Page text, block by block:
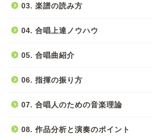
03. 楽譜の読み方
04. 合唱上達ノウハウ
05. 合唱曲紹介
06. 指揮の振り方
07. 合唱人のための音楽理論
08. 作品分析と演奏のポイント